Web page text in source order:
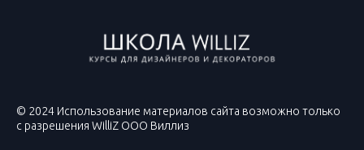
© 2024 Использование материалов сайта возможно только
с разрешения WilliZ ООО Виллиз